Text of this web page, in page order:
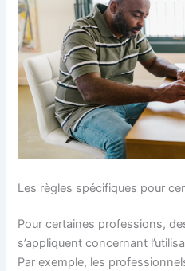
Les règles spécifiques pour
Pour certaines professions,
s’appliquent concernant
Par exemple, les